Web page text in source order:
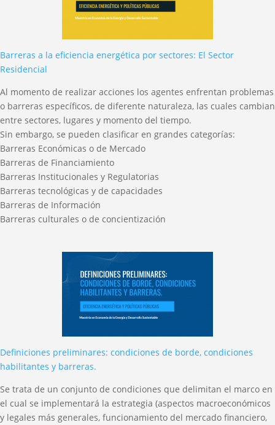
Barreras a la eficiencia energética por sectores: El Sector
Residencial
Al momento de realizar acciones los agentes enfrentan problemas
o barreras específicos, de diferente naturaleza, las cuales cambian
entre sectores, lugares y momento del tiempo.
Sin embargo, se pueden clasificar en grandes categorías:
Barreras Económicas o de Mercado
Barreras de Financiamiento
Barreras Institucionales y Regulatorias
Barreras tecnológicas y de capacidades
Barreras de Información
Barreras culturales o de concientización
Definiciones preliminares: condiciones de borde, condiciones
habilitantes y barreras.
Se trata de un conjunto de condiciones que delimitan el marco en
el cual se implementará la estrategia (aspectos macroeconómicos
y legales más generales, funcionamiento del mercado financiero,